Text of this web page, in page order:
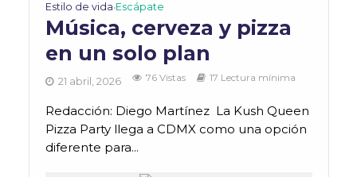
Estilo de vida•Escápate
Música, cerveza y pizza
en un solo plan
21 abril, 2026 76 Vistas 17 Lectura mínima
Redacción: Diego Martínez La Kush Queen
Pizza Party llega a CDMX como una opción
diferente para...